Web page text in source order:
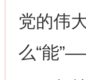
党的伟
么“能